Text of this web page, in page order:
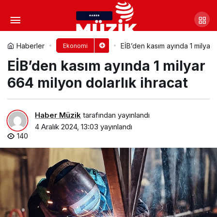
Haberler Ekonomi EİB’den kasım ayında 1
EİB’den kasım ayında 1 milyar
664 milyon dolarlık ihracat
Haber Müzik tarafından yayınlandı
4 Aralık 2024, 13:03 yayınlandı
140
Kuveyt Türk, daha erişilebilir
bir dünya için Blindlook ile iş birliğine
imza attı
Yorum Yap